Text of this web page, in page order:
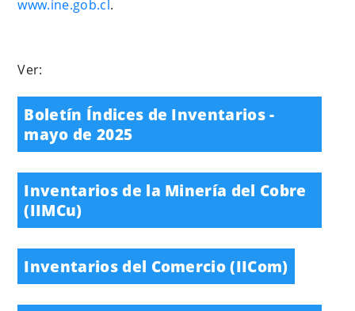
www.ine.gob.cl.
Ver:
Boletín Índices de Inventarios -
mayo de 2025
Inventarios de la Minería del Cobre
(IIMCu)
Inventarios del Comercio (IICom)